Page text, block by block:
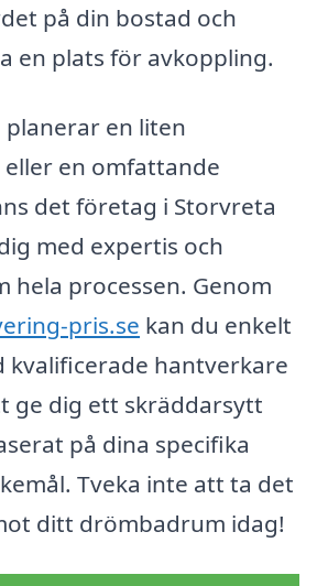
på din bostad och
en plats för avkoppling.
en liten
en omfattande
det företag i Storvreta
med expertis och
hela processen. Genom
pris.se kan du enkelt
kvalificerade hantverkare
ge dig ett skräddarsytt
på dina specifika
Tveka inte att ta det
ditt drömbadrum idag!